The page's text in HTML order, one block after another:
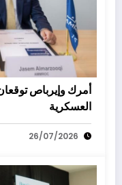
أمرك وإيرباص
العسكرية
26/07/2026